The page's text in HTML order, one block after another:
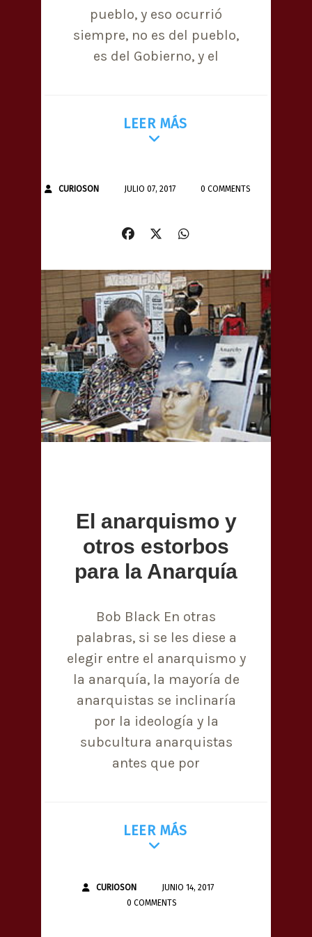
pueblo, y eso ocurrió
siempre, no es del pueblo,
es del Gobierno, y el
LEER MÁS
CURIOSON JULIO 07, 2017 0 COMMENTS
El anarquismo y
otros estorbos
para la Anarquía
Bob Black En otras
palabras, si se les diese a
elegir entre el anarquismo y
la anarquía, la mayoría de
anarquistas se inclinaría
por la ideología y la
subcultura anarquistas
antes que por
LEER MÁS
CURIOSON
JUNIO 14, 2017
0 COMMENTS